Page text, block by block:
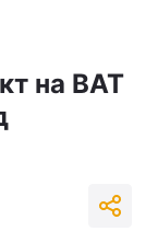
на ВАТ